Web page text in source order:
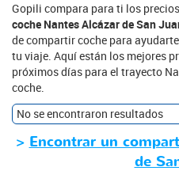
Gopili compara para ti los
coche Nantes Alcázar de San
de compartir coche para
tu viaje. Aquí están los mejores
próximos días para el trayecto
coche.
No se encontraron resultados
>Encontrar un
de